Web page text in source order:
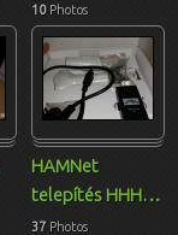
10Photos
HAMNet
telepítés HHH…
37 Photos